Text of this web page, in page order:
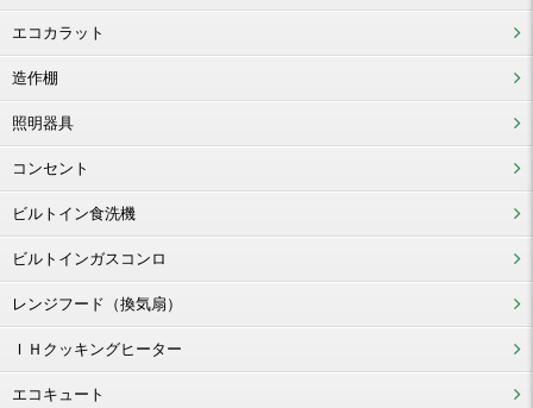
エコカラット
造作棚
照明器具
コンセント
ビルトイン食洗機
ビルトインガスコンロ
レンジフード（換気扇）
ＩＨクッキングヒーター
エコキュート